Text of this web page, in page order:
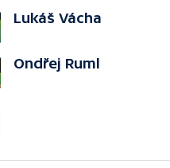
Lukáš Vácha
Ondřej Ruml